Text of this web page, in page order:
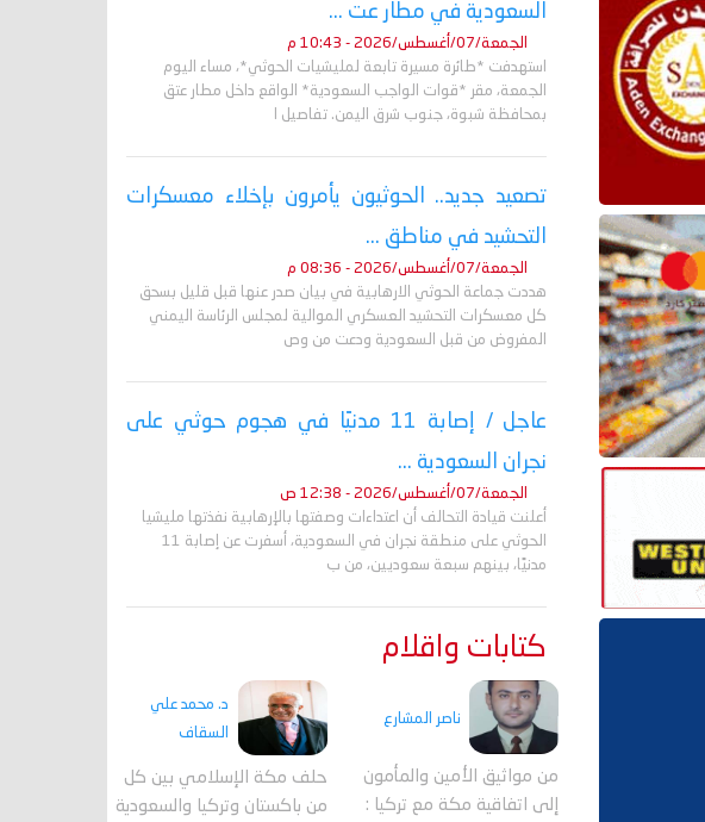
السعودية في مطار عت ...
الجمعة/07/أغسطس/2026 - 10:43 م
استهدفت *طائرة مسيرة تابعة لمليشيات الحوثي*، مساء اليوم
الجمعة، مقر *قوات الواجب السعودية* الواقع داخل مطار عتق
بمحافظة شبوة، جنوب شرق اليمن. تفاصيل ا
تصعيد جديد.. الحوثيون يأمرون بإخلاء معسكرات
التحشيد في مناطق ...
الجمعة/07/أغسطس/2026 - 08:36 م
هددت جماعة الحوثي الارهابية في بيان صدر عنها قبل قليل بسحق
كل معسكرات التحشيد العسكري الموالية لمجلس الرئاسة اليمني
المفروض من قبل السعودية ودعت من وص
عاجل / إصابة 11 مدنيًا في هجوم حوثي على
نجران السعودية ...
الجمعة/07/أغسطس/2026 - 12:38 ص
أعلنت قيادة التحالف أن اعتداءات وصفتها بالإرهابية نفذتها مليشيا
الحوثي على منطقة نجران في السعودية، أسفرت عن إصابة 11
مدنيًا، بينهم سبعة سعوديين، من ب
كتابات واقلام
ناصر المشارع
من مواثيق الأمين والمأمون
إلى اتفاقية مكة مع تركيا :
د. محمد علي
السقاف
حلف مكة الإسلامي بين كل
من باكستان وتركيا والسعودية